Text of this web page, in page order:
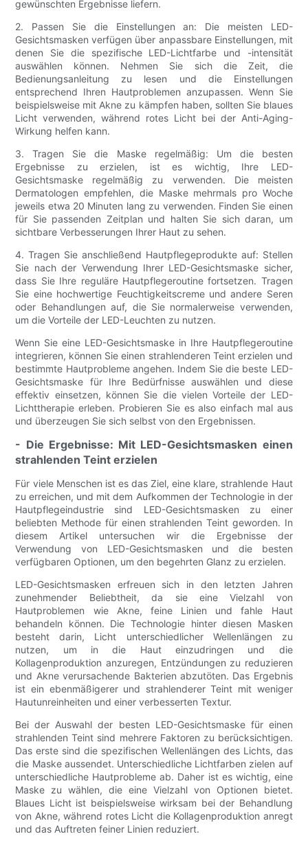
gewünschten Ergebnisse liefern.
2. Passen Sie die Einstellungen an: Die meisten LED-
Gesichtsmasken verfügen über anpassbare Einstellungen, mit
denen Sie die spezifische LED-Lichtfarbe und -intensität
auswählen können. Nehmen Sie sich die Zeit, die
Bedienungsanleitung zu lesen und die Einstellungen
entsprechend Ihren Hautproblemen anzupassen. Wenn Sie
beispielsweise mit Akne zu kämpfen haben, sollten Sie blaues
Licht verwenden, während rotes Licht bei der Anti-Aging-
Wirkung helfen kann.
3. Tragen Sie die Maske regelmäßig: Um die besten
Ergebnisse zu erzielen, ist es wichtig, Ihre LED-
Gesichtsmaske regelmäßig zu verwenden. Die meisten
Dermatologen empfehlen, die Maske mehrmals pro Woche
jeweils etwa 20 Minuten lang zu verwenden. Finden Sie einen
für Sie passenden Zeitplan und halten Sie sich daran, um
sichtbare Verbesserungen Ihrer Haut zu sehen.
4. Tragen Sie anschließend Hautpflegeprodukte auf: Stellen
Sie nach der Verwendung Ihrer LED-Gesichtsmaske sicher,
dass Sie Ihre reguläre Hautpflegeroutine fortsetzen. Tragen
Sie eine hochwertige Feuchtigkeitscreme und andere Seren
oder Behandlungen auf, die Sie normalerweise verwenden,
um die Vorteile der LED-Leuchten zu nutzen.
Wenn Sie eine LED-Gesichtsmaske in Ihre Hautpflegeroutine
integrieren, können Sie einen strahlenderen Teint erzielen und
bestimmte Hautprobleme angehen. Indem Sie die beste LED-
Gesichtsmaske für Ihre Bedürfnisse auswählen und diese
effektiv einsetzen, können Sie die vielen Vorteile der LED-
Lichttherapie erleben. Probieren Sie es also einfach mal aus
und überzeugen Sie sich selbst von den Ergebnissen.
- Die Ergebnisse: Mit LED-Gesichtsmasken einen
strahlenden Teint erzielen
Für viele Menschen ist es das Ziel, eine klare, strahlende Haut
zu erreichen, und mit dem Aufkommen der Technologie in der
Hautpflegeindustrie sind LED-Gesichtsmasken zu einer
beliebten Methode für einen strahlenden Teint geworden. In
diesem Artikel untersuchen wir die Ergebnisse der
Verwendung von LED-Gesichtsmasken und die besten
verfügbaren Optionen, um den begehrten Glanz zu erzielen.
LED-Gesichtsmasken erfreuen sich in den letzten Jahren
zunehmender Beliebtheit, da sie eine Vielzahl von
Hautproblemen wie Akne, feine Linien und fahle Haut
behandeln können. Die Technologie hinter diesen Masken
besteht darin, Licht unterschiedlicher Wellenlängen zu
nutzen, um in die Haut einzudringen und die
Kollagenproduktion anzuregen, Entzündungen zu reduzieren
und Akne verursachende Bakterien abzutöten. Das Ergebnis
ist ein ebenmäßigerer und strahlenderer Teint mit weniger
Hautunreinheiten und einer verbesserten Textur.
Bei der Auswahl der besten LED-Gesichtsmaske für einen
strahlenden Teint sind mehrere Faktoren zu berücksichtigen.
Das erste sind die spezifischen Wellenlängen des Lichts, das
die Maske aussendet. Unterschiedliche Lichtfarben zielen auf
unterschiedliche Hautprobleme ab. Daher ist es wichtig, eine
Maske zu wählen, die eine Vielzahl von Optionen bietet.
Blaues Licht ist beispielsweise wirksam bei der Behandlung
von Akne, während rotes Licht die Kollagenproduktion anregt
und das Auftreten feiner Linien reduziert.